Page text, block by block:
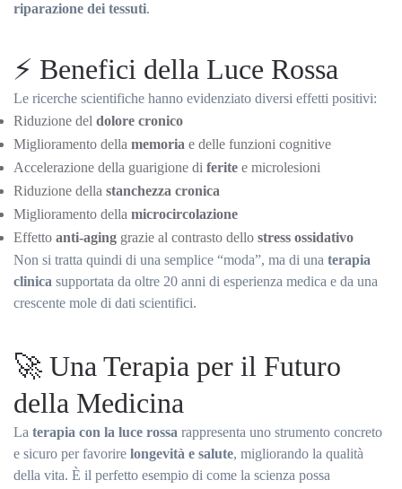
riparazione dei tessuti.
⚡ Benefici della Luce Rossa
Le ricerche scientifiche hanno evidenziato diversi effetti positivi:
Riduzione del dolore cronico
Miglioramento della memoria e delle funzioni cognitive
Accelerazione della guarigione di ferite e microlesioni
Riduzione della stanchezza cronica
Miglioramento della microcircolazione
Effetto anti-aging grazie al contrasto dello stress ossidativo
Non si tratta quindi di una semplice “moda”, ma di una terapia
clinica supportata da oltre 20 anni di esperienza medica e da una
crescente mole di dati scientifici.
🚀 Una Terapia per il Futuro
della Medicina
La terapia con la luce rossa rappresenta uno strumento concreto
e sicuro per favorire longevità e salute, migliorando la qualità
della vita. È il perfetto esempio di come la scienza possa